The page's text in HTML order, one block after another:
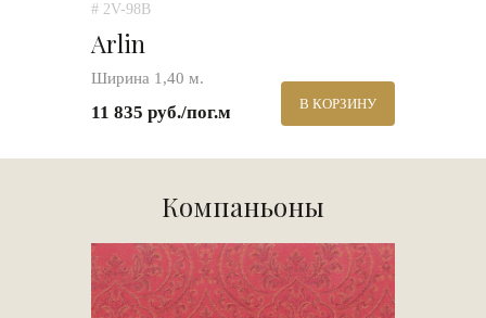
# 2V-98B
Arlin
Ширина 1,40 м.
11 835 руб./пог.м В КОРЗИНУ
Компаньоны